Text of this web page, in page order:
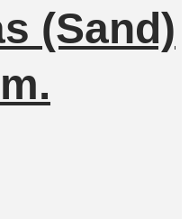
(Sand)